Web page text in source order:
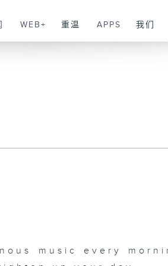
WEB+ 重温 APPS 我们
music every